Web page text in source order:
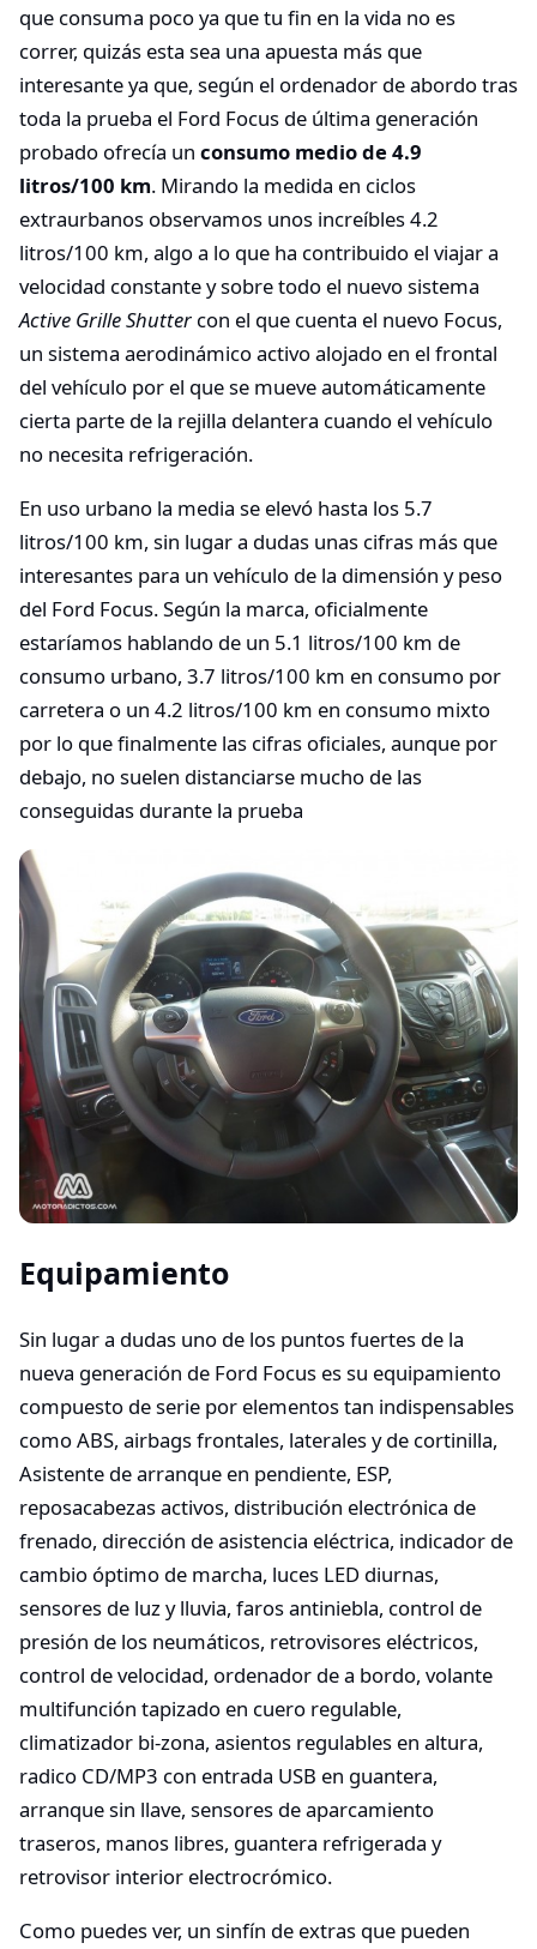
que consuma poco ya que tu fin en la vida no es
correr, quizás esta sea una apuesta más que
interesante ya que, según el ordenador de abordo tras
toda la prueba el Ford Focus de última generación
probado ofrecía un consumo medio de 4.9
litros/100 km. Mirando la medida en ciclos
extraurbanos observamos unos increíbles 4.2
litros/100 km, algo a lo que ha contribuido el viajar a
velocidad constante y sobre todo el nuevo sistema
Active Grille Shutter con el que cuenta el nuevo Focus,
un sistema aerodinámico activo alojado en el frontal
del vehículo por el que se mueve automáticamente
cierta parte de la rejilla delantera cuando el vehículo
no necesita refrigeración.
En uso urbano la media se elevó hasta los 5.7
litros/100 km, sin lugar a dudas unas cifras más que
interesantes para un vehículo de la dimensión y peso
del Ford Focus. Según la marca, oficialmente
estaríamos hablando de un 5.1 litros/100 km de
consumo urbano, 3.7 litros/100 km en consumo por
carretera o un 4.2 litros/100 km en consumo mixto
por lo que finalmente las cifras oficiales, aunque por
debajo, no suelen distanciarse mucho de las
conseguidas durante la prueba
Equipamiento
Sin lugar a dudas uno de los puntos fuertes de la
nueva generación de Ford Focus es su equipamiento
compuesto de serie por elementos tan indispensables
como ABS, airbags frontales, laterales y de cortinilla,
Asistente de arranque en pendiente, ESP,
reposacabezas activos, distribución electrónica de
frenado, dirección de asistencia eléctrica, indicador de
cambio óptimo de marcha, luces LED diurnas,
sensores de luz y lluvia, faros antiniebla, control de
presión de los neumáticos, retrovisores eléctricos,
control de velocidad, ordenador de a bordo, volante
multifunción tapizado en cuero regulable,
climatizador bi-zona, asientos regulables en altura,
radico CD/MP3 con entrada USB en guantera,
arranque sin llave, sensores de aparcamiento
traseros, manos libres, guantera refrigerada y
retrovisor interior electrocrómico.
Como puedes ver, un sinfín de extras que pueden